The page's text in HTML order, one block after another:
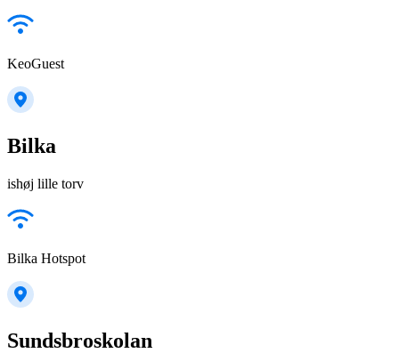
KeoGuest
Bilka
ishøj lille torv
Bilka Hotspot
Sundsbroskolan